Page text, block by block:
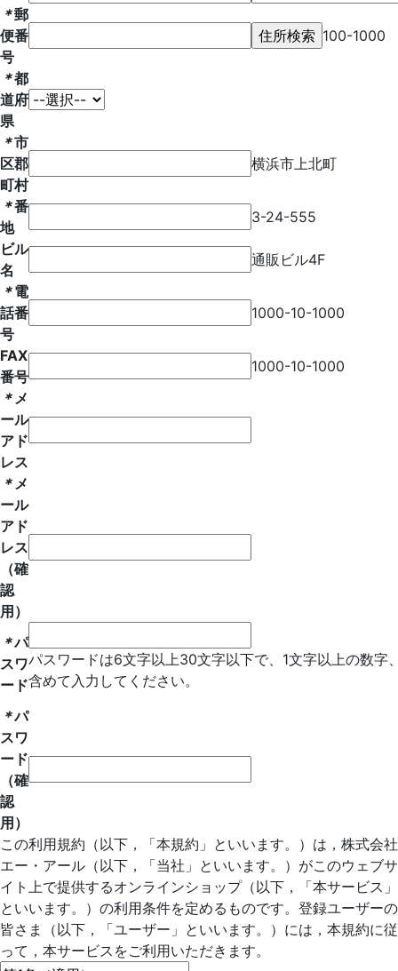
＊郵
便番
号
100-1000
＊都
道府
県
＊市
区郡
町村
横浜市上北町
＊番
地
3-24-555
ビル
名
通販ビル4F
＊電
話番
号
1000-10-1000
FAX
番号
1000-10-1000
＊メ
ール
アド
レス
＊メ
ール
アド
レス
（確
認
用）
＊パ
スワ
ード
パスワードは6文字以上30文字以下で、1文字以上の数字
含めて入力してください。
＊パ
スワ
ード
（確
認
用）
この利用規約（以下，「本規約」といいます。）は，株式会社
エー・アール（以下，「当社」といいます。）がこのウェブサ
イト上で提供するオンラインショップ（以下，「本サービス」
といいます。）の利用条件を定めるものです。登録ユーザーの
皆さま（以下，「ユーザー」といいます。）には，本規約に従
って，本サービスをご利用いただきます。